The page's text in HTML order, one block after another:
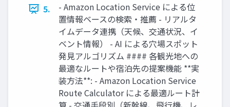
5.
- Amazon Location Service による位
置情報ベースの検索・推薦 - リアルタ
イムデータ連携（天候、交通状況、イ
ベント情報） - AI による穴場スポット
発見アルゴリズム #### 各観光地への
最適なルートや宿泊先の提案機能 **実
装方法**: - Amazon Location Service
Route Calculator による最適ルート計